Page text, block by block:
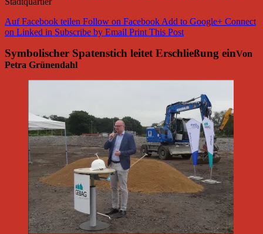
Auf Facebook teilen Follow on FacebookAdd to Google+ Connect
on Linked in Subscribe by Email Print This Post
Symbolischer Spatenstich leitet Erschließung einVon
Petra Grünendahl